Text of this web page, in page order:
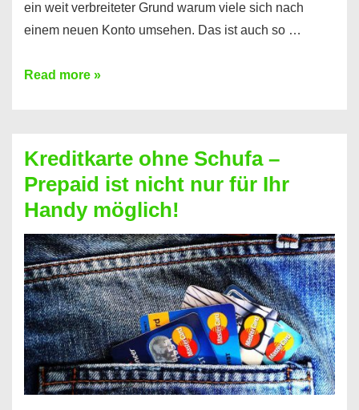
ein weit verbreiteter Grund warum viele sich nach
einem neuen Konto umsehen. Das ist auch so …
Konto
Neueröffnung
trotz
Schufaeintrag
möglich
Read more »
Kreditkarte ohne Schufa –
Prepaid ist nicht nur für Ihr
Handy möglich!